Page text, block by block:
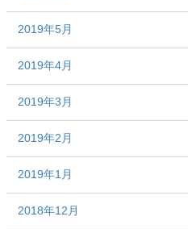
2019年5月
2019年4月
2019年3月
2019年2月
2019年1月
2018年12月